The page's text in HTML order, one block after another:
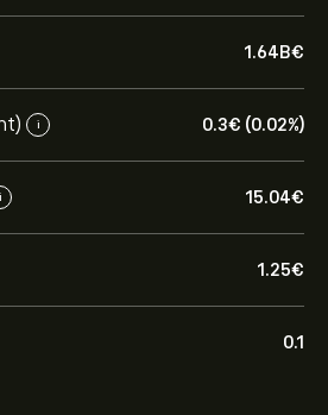
1.64B‎€‎
i 0.3‎€‎ (0.02%)
i 15.04‎€‎
1.25‎€‎
0.1